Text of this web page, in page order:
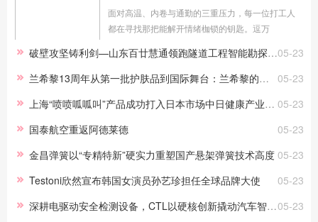
面对高温、内卷与通勤的三重压力，每一位打工人
都在寻找那把能解开情绪枷锁的钥匙。逗万
到了职场人的真实困境：42.1%的职场人正经历着
“发疯式解压”的边缘，而通勤异味...
05-23
破壁攻坚铸利剑—山东百廿慧通领跑隧道工程智能勘探新赛道
05-23
兰希黎13周年从第一批护肤品到国际舞台：兰希黎的逐梦之路（2012-2025）
05-23
上海“喷喷呱呱叫”产品成功打入日本市场中日健康产业合作迈出新步伐
05-23
国泰航空重返阿德莱德
05-23
金昌弹簧以“专精特新”硬实力重塑国产悬架弹簧技术高度
05-23
Testoni欣然宣布韩国女演员孙艺珍担任全球品牌大使
05-23
深耕电驱动安全检测设备，CTL以硬核创新撬动汽车智造新蓝海